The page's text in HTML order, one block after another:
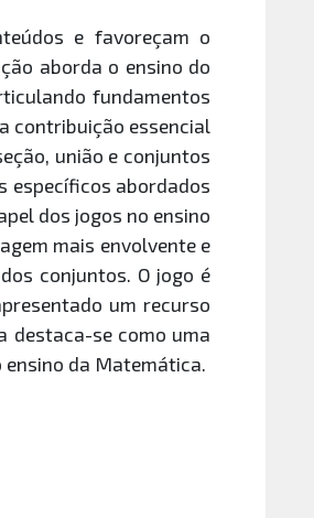
e favoreçam o
aborda o ensino do
fundamentos
contribuição essencial
união e conjuntos
específicos abordados
dos jogos no ensino
mais envolvente e
conjuntos. O jogo é
um recurso
destaca-se como uma
da Matemática.